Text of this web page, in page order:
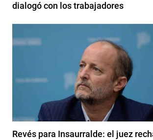
dialogó con los trabajadores
Revés para Insaurralde: el juez